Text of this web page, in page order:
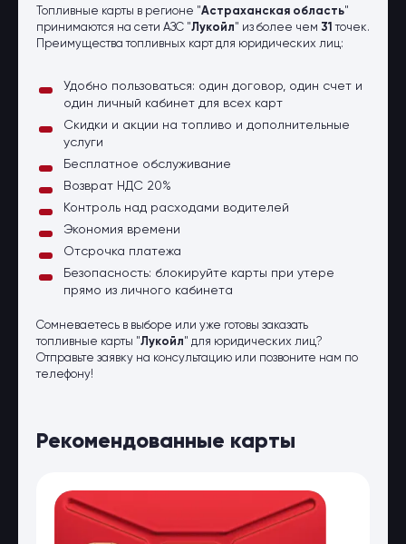
Топливные карты в регионе "Астраханская область"
принимаются на сети АЗС "Лукойл" из более чем 31 точек.
Преимущества топливных карт для юридических лиц:
Удобно пользоваться: один договор, один счет и
один личный кабинет для всех карт
Скидки и акции на топливо и дополнительные
услуги
Бесплатное обслуживание
Возврат НДС 20%
Контроль над расходами водителей
Экономия времени
Отсрочка платежа
Безопасность: блокируйте карты при утере
прямо из личного кабинета
Сомневаетесь в выборе или уже готовы заказать
топливные карты "Лукойл" для юридических лиц?
Отправьте заявку на консультацию или позвоните нам по
телефону!
Рекомендованные карты